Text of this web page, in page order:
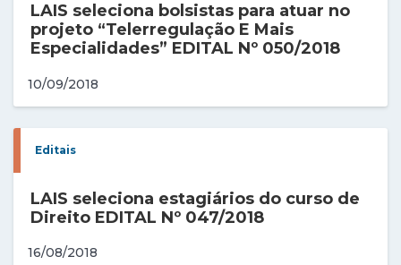
LAIS seleciona bolsistas para atuar no
projeto “Telerregulação E Mais
Especialidades” EDITAL Nº 050/2018
10/09/2018
Editais
LAIS seleciona estagiários do curso de
Direito EDITAL Nº 047/2018
16/08/2018